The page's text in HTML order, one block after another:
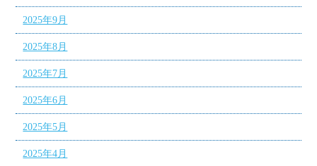
2025年9月
2025年8月
2025年7月
2025年6月
2025年5月
2025年4月